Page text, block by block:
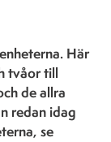
Här
tvåor till
de allra
redan idag
se